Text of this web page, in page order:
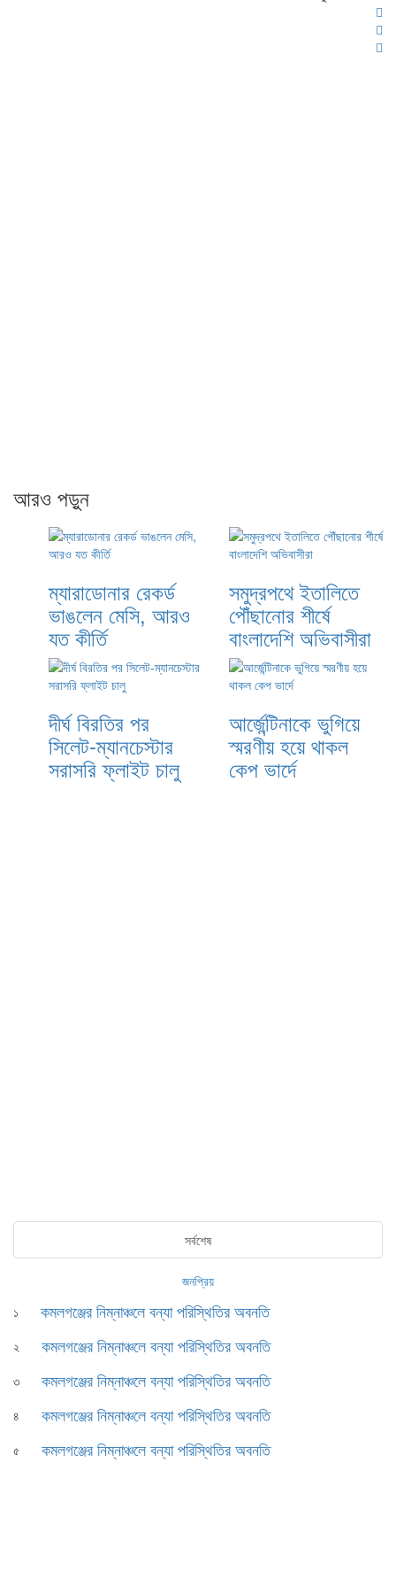
আরও পড়ুন
ম্যারাডোনার রেকর্ড
ভাঙলেন মেসি, আরও
যত কীর্তি
সমুদ্রপথে ইতালিতে
পৌঁছানোর শীর্ষে
বাংলাদেশি অভিবাসীরা
দীর্ঘ বিরতির পর
সিলেট-ম্যানচেস্টার
সরাসরি ফ্লাইট চালু
আর্জেন্টিনাকে ভুগিয়ে
স্মরণীয় হয়ে থাকল
কেপ ভার্দে
সর্বশেষ
জনপ্রিয়
১
কমলগঞ্জের নিম্নাঞ্চলে বন্যা পরিস্থিতির অবনতি
২ কমলগঞ্জের নিম্নাঞ্চলে বন্যা পরিস্থিতির অবনতি
৩ কমলগঞ্জের নিম্নাঞ্চলে বন্যা পরিস্থিতির অবনতি
৪ কমলগঞ্জের নিম্নাঞ্চলে বন্যা পরিস্থিতির অবনতি
৫ কমলগঞ্জের নিম্নাঞ্চলে বন্যা পরিস্থিতির অবনতি